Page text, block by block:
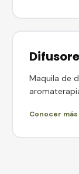
Maquila de
Conocer más